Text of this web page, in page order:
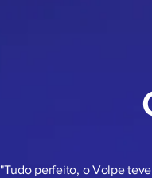
"Tudo perfeito, o Volpe teve